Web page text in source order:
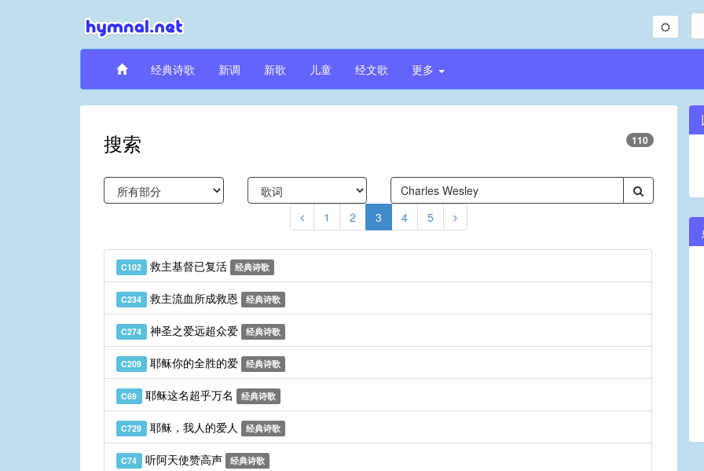
经典诗歌 新调 新歌 儿童 经文歌 更多
搜索 110
1 2 3 4 5
C102 救主基督已复活 经典诗歌
C234 救主流血所成救恩 经典诗歌
C274 神圣之爱远超众爱 经典诗歌
C209 耶稣你的全胜的爱 经典诗歌
C69 耶稣这名超乎万名 经典诗歌
C729 耶稣，我人的爱人 经典诗歌
C74 听阿天使赞高声 经典诗歌